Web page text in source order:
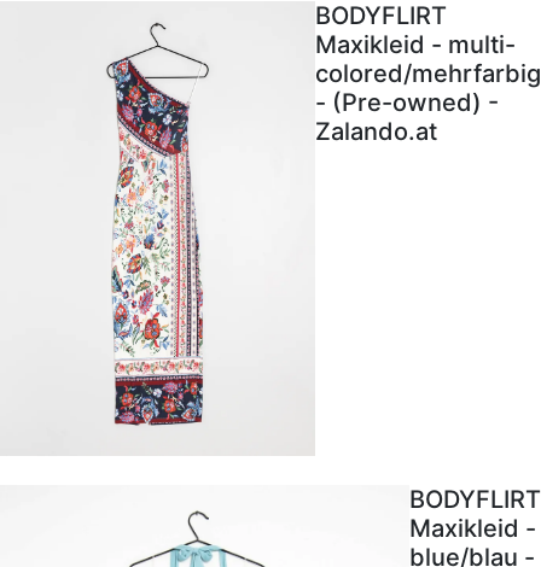
BODYFLIRT
Maxikleid - multi-
colored/mehrfarbig
- (Pre-owned) -
Zalando.at
BODYFLIRT
Maxikleid -
blue/blau -